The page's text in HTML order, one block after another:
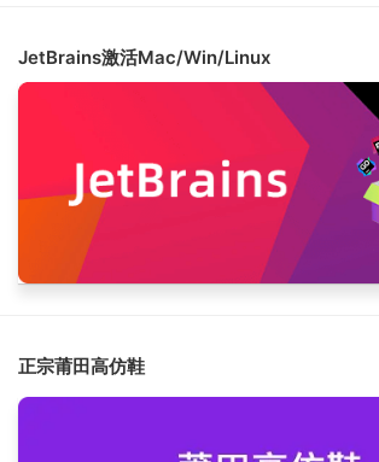
JetBrains激活Mac/Win/Linux
正宗莆田高仿鞋